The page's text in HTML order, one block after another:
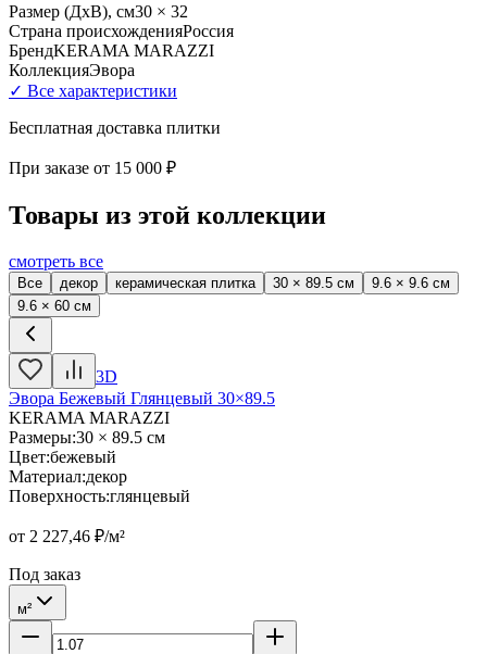
Размер (ДхВ), см30 × 32
Страна происхожденияРоссия
БрендKERAMA MARAZZI
КоллекцияЭвора
✓ Все характеристики
Бесплатная доставка плитки
При заказе от 15 000 ₽
Товары из этой коллекции
смотреть все
Все декор керамическая плитка 30 × 89.5 см
9.6 × 9.6 см
9.6 × 60 см
3D
Эвора Бежевый Глянцевый 30×89.5
KERAMA MARAZZI
Размеры:30 × 89.5 см
Цвет:бежевый
Материал:декор
Поверхность:глянцевый
от 2 227,46 ₽/м²
Под заказ
м²